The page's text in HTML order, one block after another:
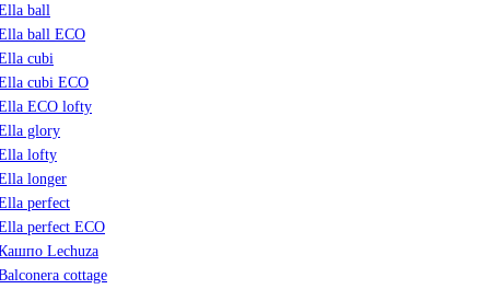
ball
ball ECO
cubi
cubi ECO
ECO lofty
glory
lofty
longer
perfect
perfect ECO
Lechuza
cottage